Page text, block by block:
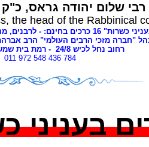
שלום יהודה גראס,
the head of the Rabbinical
בחינם: - לרבנים,
"חברה מזכי הרבים העולמי" הרב
רחוב נחל לכיש 24/ 8
- רמת בית
011 972 548 436 784
בעניני